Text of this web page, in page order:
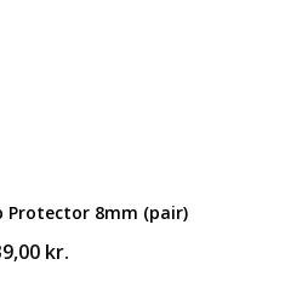
Protector 8mm (pair)
kr.